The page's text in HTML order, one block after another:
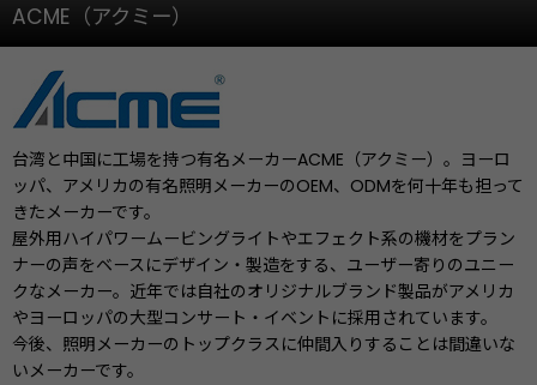
ACME（アクミー）
台湾と中国に工場を持つ有名メーカーACME（アクミー）。ヨーロ
ッパ、アメリカの有名照明メーカーのOEM、ODMを何十年も担って
きたメーカーです。
屋外用ハイパワームービングライトやエフェクト系の機材をプラン
ナーの声をベースにデザイン・製造をする、ユーザー寄りのユニー
クなメーカー。近年では自社のオリジナルブランド製品がアメリカ
やヨーロッパの大型コンサート・イベントに採用されています。
今後、照明メーカーのトップクラスに仲間入りすることは間違いな
いメーカーです。